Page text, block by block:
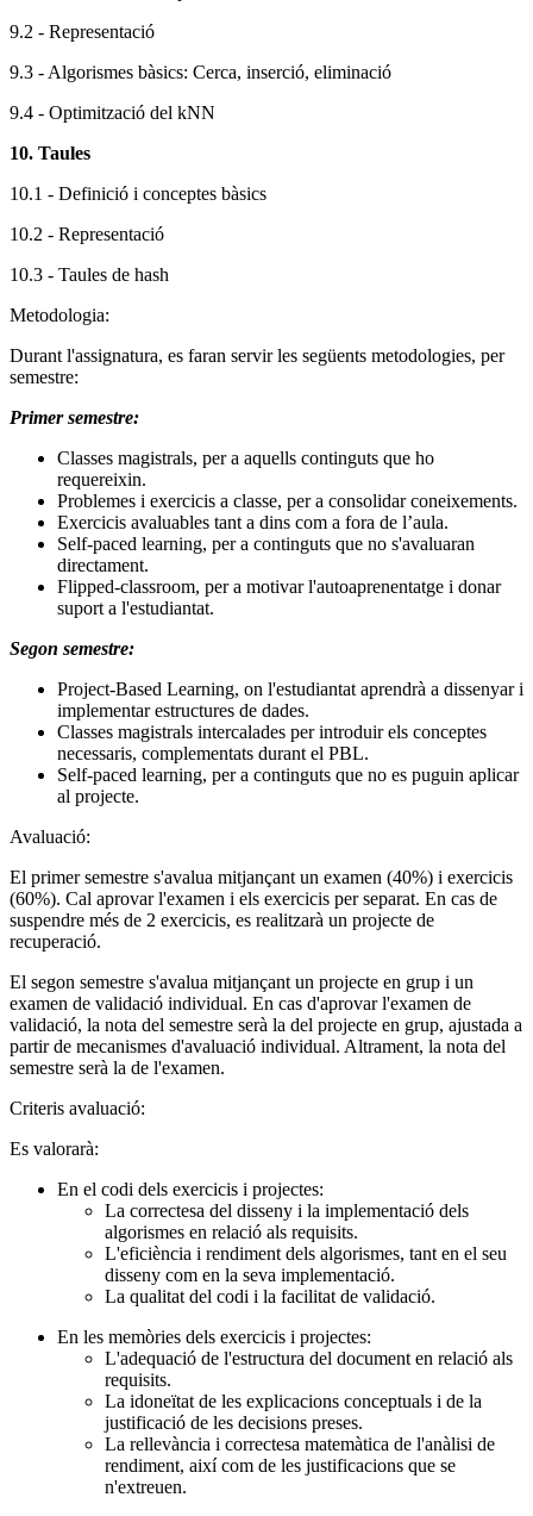
9.2 - Representació
9.3 - Algorismes bàsics: Cerca, inserció, eliminació
9.4 - Optimització del kNN
10. Taules
10.1 - Definició i conceptes bàsics
10.2 - Representació
10.3 - Taules de hash
Metodologia:
Durant l'assignatura, es faran servir les següents metodologies, per
semestre:
Primer semestre:
Classes magistrals, per a aquells continguts que ho
requereixin.
Problemes i exercicis a classe, per a consolidar coneixements.
Exercicis avaluables tant a dins com a fora de l’aula.
Self-paced learning, per a continguts que no s'avaluaran
directament.
Flipped-classroom, per a motivar l'autoaprenentatge i donar
suport a l'estudiantat.
Segon semestre:
Project-Based Learning, on l'estudiantat aprendrà a dissenyar i
implementar estructures de dades.
Classes magistrals intercalades per introduir els conceptes
necessaris, complementats durant el PBL.
Self-paced learning, per a continguts que no es puguin aplicar
al projecte.
Avaluació:
El primer semestre s'avalua mitjançant un examen (40%) i exercicis
(60%). Cal aprovar l'examen i els exercicis per separat. En cas de
suspendre més de 2 exercicis, es realitzarà un projecte de
recuperació.
El segon semestre s'avalua mitjançant un projecte en grup i un
examen de validació individual. En cas d'aprovar l'examen de
validació, la nota del semestre serà la del projecte en grup, ajustada a
partir de mecanismes d'avaluació individual. Altrament, la nota del
semestre serà la de l'examen.
Criteris avaluació:
Es valorarà:
En el codi dels exercicis i projectes:
La correctesa del disseny i la implementació dels
algorismes en relació als requisits.
L'eficiència i rendiment dels algorismes, tant en el seu
disseny com en la seva implementació.
La qualitat del codi i la facilitat de validació.
En les memòries dels exercicis i projectes:
L'adequació de l'estructura del document en relació als
requisits.
La idoneïtat de les explicacions conceptuals i de la
justificació de les decisions preses.
La rellevància i correctesa matemàtica de l'anàlisi de
rendiment, així com de les justificacions que se
n'extreuen.